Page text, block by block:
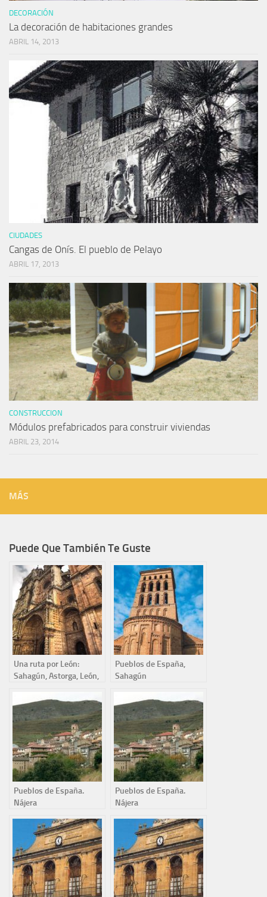
DECORACIÓN
La decoración de habitaciones grandes
ABRIL 14, 2013
CIUDADES
Cangas de Onís. El pueblo de Pelayo
ABRIL 17, 2013
CONSTRUCCION
Módulos prefabricados para construir viviendas
ABRIL 23, 2014
MÁS
Puede Que También Te Guste
Una ruta por León:
Sahagún, Astorga, León,
del Bierzo.
Pueblos de España,
Sahagún
Pueblos de España.
Nájera
Pueblos de España.
Nájera